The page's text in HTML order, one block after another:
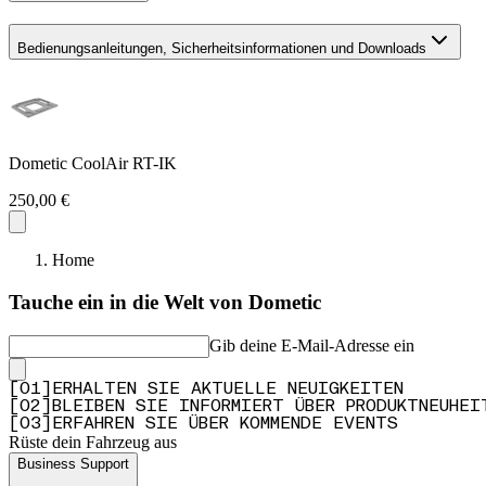
Bedienungsanleitungen, Sicherheitsinformationen und Downloads
Dometic CoolAir RT-IK
250,00 €
Home
Tauche ein in die Welt von Dometic
Gib deine E-Mail-Adresse ein
01
ERHALTEN SIE AKTUELLE NEUIGKEITEN
02
BLEIBEN SIE INFORMIERT ÜBER
03 ERFAHREN SIE ÜBER KOMMENDE EVENTS
Rüste dein Fahrzeug aus
Business Support